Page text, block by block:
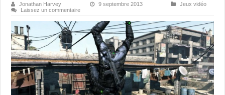
Jonathan Harvey 9 septembre 2013
Jeux vidéo
Laissez un commentaire